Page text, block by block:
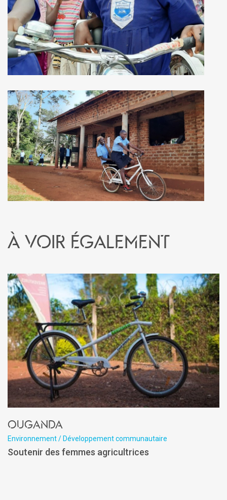
À voir également
Ouganda
Environnement / Développement communautaire
Soutenir des femmes agricultrices